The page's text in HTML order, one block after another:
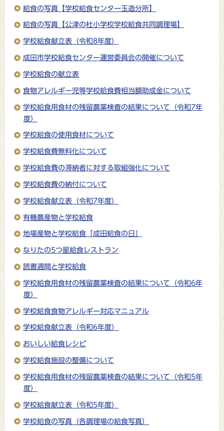
給食の写真【学校給食センター玉造分所】
給食の写真【公津の杜小学校学校給食共同調理場】
学校給食献立表（令和8年度）
成田市学校給食センター運営委員会の開催について
学校給食の献立表
食物アレルギー児等学校給食費相当額助成金について
学校給食用食材の残留農薬検査の結果について（令和7年
度）
学校給食の使用食材について
学校給食費無料化について
学校給食費の滞納者に対する取組強化について
学校給食費の納付について
学校給食献立表（令和7年度）
有機農産物と学校給食
地場産物と学校給食「成田給食の日」
なりたの5つ星給食レストラン
読書週間と学校給食
学校給食用食材の残留農薬検査の結果について（令和6年
度）
学校給食食物アレルギー対応マニュアル
学校給食献立表（令和6年度）
おいしい給食レシピ
学校給食施設の整備について
学校給食用食材の残留農薬検査の結果について（令和5年
度）
学校給食献立表（令和5年度）
学校給食の写真（各調理場の給食写真）